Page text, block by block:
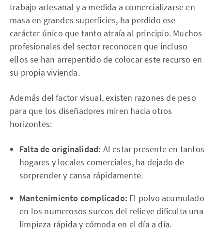
trabajo artesanal y a medida a comercializarse en
masa en grandes superficies, ha perdido ese
carácter único que tanto atraía al principio. Muchos
profesionales del sector reconocen que incluso
ellos se han arrepentido de colocar este recurso en
su propia vivienda.
Además del factor visual, existen razones de peso
para que los diseñadores miren hacia otros
horizontes:
Falta de originalidad: Al estar presente en tantos
hogares y locales comerciales, ha dejado de
sorprender y cansa rápidamente.
Mantenimiento complicado: El polvo acumulado
en los numerosos surcos del relieve dificulta una
limpieza rápida y cómoda en el día a día.